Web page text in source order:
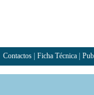
Contactos Ficha Técnica